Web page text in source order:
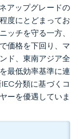
アップグレードの
度にとどまってお
ッチを守る一方、
価格を下回り、マ
ド、東南アジア全
最低効率基準に連
分類に基づくコ
ーを優遇していま